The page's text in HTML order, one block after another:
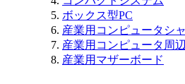
ボックス型PC
産業用コンピュータシ
産業用コンピュータ周
産業用マザーボード